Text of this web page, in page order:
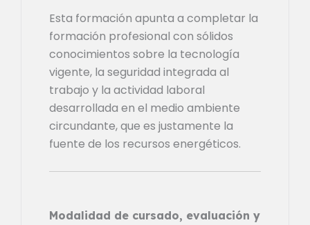
Esta formación apunta a completar la
formación profesional con sólidos
conocimientos sobre la tecnología
vigente, la seguridad integrada al
trabajo y la actividad laboral
desarrollada en el medio ambiente
circundante, que es justamente la
fuente de los recursos energéticos.
Modalidad de cursado, evaluación y